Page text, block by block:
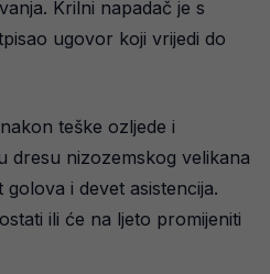
Krilni napadač je s
ugovor koji vrijedi do
teške ozljede i
dresu nizozemskog velikana
i devet asistencija.
ili će na ljeto promijeniti